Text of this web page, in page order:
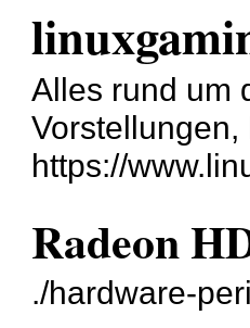
Alles rund um
https://
Radeon
./hardware-